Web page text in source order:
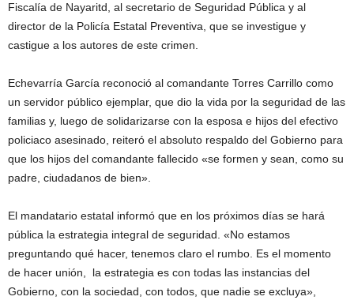
Fiscalía de Nayaritd, al secretario de Seguridad Pública y al
director de la Policía Estatal Preventiva, que se investigue y
castigue a los autores de este crimen.
Echevarría García reconoció al comandante Torres Carrillo como
un servidor público ejemplar, que dio la vida por la seguridad de las
familias y, luego de solidarizarse con la esposa e hijos del efectivo
policiaco asesinado, reiteró el absoluto respaldo del Gobierno para
que los hijos del comandante fallecido «se formen y sean, como su
padre, ciudadanos de bien».
El mandatario estatal informó que en los próximos días se hará
pública la estrategia integral de seguridad. «No estamos
preguntando qué hacer, tenemos claro el rumbo. Es el momento
de hacer unión, la estrategia es con todas las instancias del
Gobierno, con la sociedad, con todos, que nadie se excluya»,